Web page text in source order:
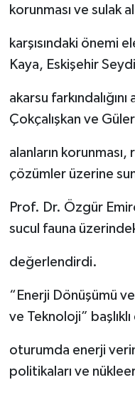
korunması ve sulak
karşısındaki önemi
Kaya, Eskişehir
akarsu
Çokçalışkan ve
alanların
çözümler üzerine
Prof. Dr. Özgür
sucul fauna
değerlendirdi.
“Enerji Dönüşümü
ve Teknoloji”
oturumda enerji
politikaları ve